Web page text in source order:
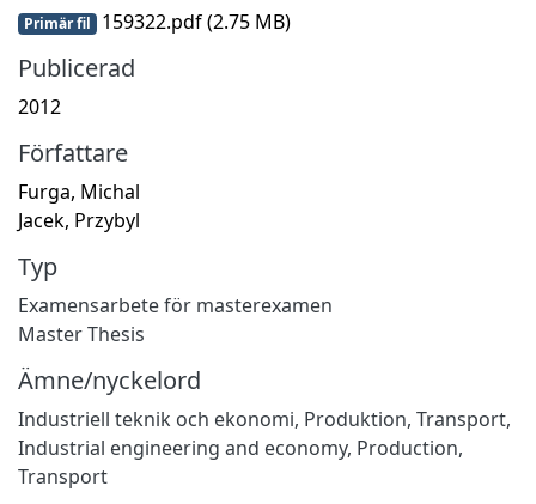
Primär fil 159322.pdf(2.75 MB)
Publicerad
2012
Författare
Furga, Michal
Jacek, Przybyl
Typ
Examensarbete för masterexamen
Master Thesis
Ämne/nyckelord
Industriell teknik och ekonomi, Produktion, Transport,
Industrial engineering and economy, Production,
Transport